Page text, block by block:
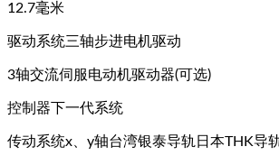
12.7毫米
驱动系统三轴步进电机驱动
3轴交流伺服电动机驱动器(可选)
控制器下一代系统
传动系统x、y轴台湾银泰导轨日本THK导